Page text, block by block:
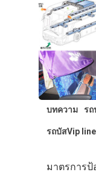
บทความ รถ
รถบัสVip
มาตรการป้